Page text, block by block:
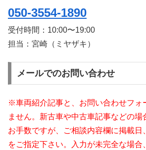
050-3554-1890
受付時間： 10:00〜19:00
担当：宮崎（ミヤザキ）
メールでのお問い合わせ
※車両紹介記事と、お問い合わせフォ
ません。新古車や中古車記事などの
お手数ですが、ご相談内容欄に掲載日
をご指定下さい。入力が未完全な場合